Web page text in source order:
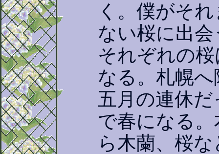
く。僕がそ
ない桜に出
それぞれの
なる。札幌
五月の連休
で春になる
ら木蘭、桜